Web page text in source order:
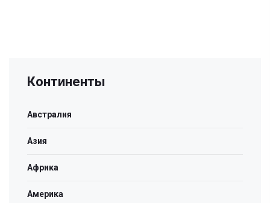
Континенты
Австралия
Азия
Африка
Америка